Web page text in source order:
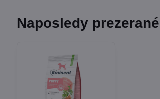
Naposledy prezerané